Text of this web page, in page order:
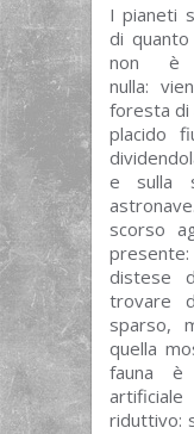
I pianeti
di
non è
nulla:
foresta di
placido
e sulla
scorso
distese
trovare
sparso,
quella
fauna è
riduttivo: